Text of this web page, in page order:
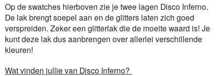
Op de swatches hierboven zie je twee lagen Disco Inferno.
De lak brengt soepel aan en de glitters laten zich goed
verspreiden. Zeker een glitterlak die de moeite waard is! Je
kunt deze lak dus aanbrengen over allerlei verschillende
kleuren!
Wat vinden jullie van Disco Inferno?